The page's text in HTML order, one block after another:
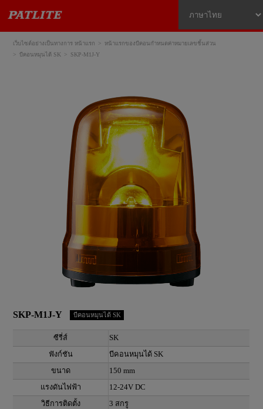
เว็บไซต์อย่างเป็นทางการ หน้าแรก
หน้าแรกของบีคอนกำหนดค่าหมายเลขชิ้นส่วน
บีคอนหมุนได้ SK
SKP-M1J-Y
SKP-M1J-Y บีคอนหมุนได้ SK
ซีรี่ส์
SK
ฟังก์ชัน
บีคอนหมุนได้ SK
ขนาด
150 mm
แรงดันไฟฟ้า
12-24V DC
วิธีการติดตั้ง
3 สกรู